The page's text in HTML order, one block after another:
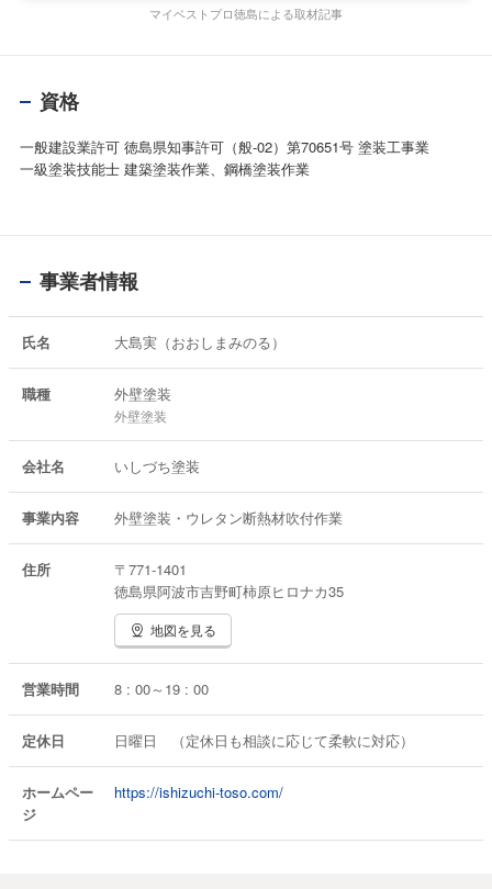
マイベストプロ徳島による取材記事
資格
一般建設業許可 徳島県知事許可（般-02）第70651号 塗装工事業
一級塗装技能士 建築塗装作業、鋼橋塗装作業
事業者情報
氏名 大島実（おおしまみのる）
職種 外壁塗装
外壁塗装
会社名 いしづち塗装
事業内容 外壁塗装・ウレタン断熱材吹付作業
住所
〒771-1401
徳島県阿波市吉野町柿原ヒロナカ35
地図を見る
営業時間 8 : 00～19 : 00
定休日 日曜日 （定休日も相談に応じて柔軟に対応）
ホームペー
ジ
https://ishizuchi-toso.com/